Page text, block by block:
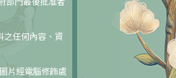
之任何內容、資
片經電腦修飾處